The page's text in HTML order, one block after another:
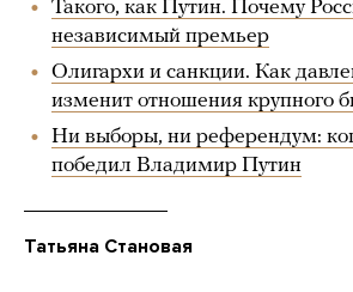
Такого, как Путин. Почему
независимый премьер
Олигархи и санкции. Как
изменит отношения крупного
Ни выборы, ни референдум:
победил Владимир Путин
Татьяна Становая